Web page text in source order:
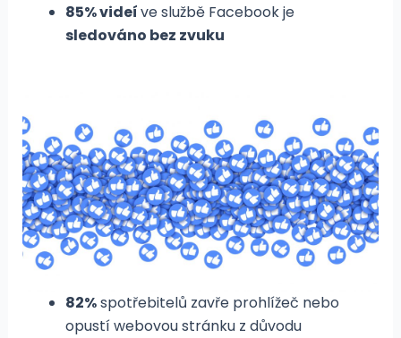
85% videíve službě Facebook je
sledováno bez zvuku
82%spotřebitelů zavře prohlížeč nebo
opustí webovou stránku z důvodu